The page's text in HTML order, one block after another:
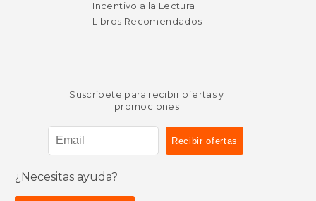
Incentivo a la Lectura
Libros Recomendados
Suscríbete para recibir ofertas y
promociones
¿Necesitas ayuda?